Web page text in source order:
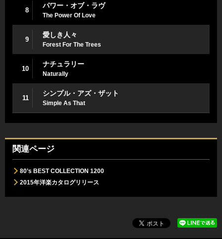
8
パワー・オブ・ラヴ
The Power Of Love
9
愛しき人々
Forest For The Trees
10
ナチュラリー
Naturally
11
シンプル・アズ・ザット
Simple As That
関連ページ
80’s BEST COLLECTION 1200
2015年洋楽カタログリリース